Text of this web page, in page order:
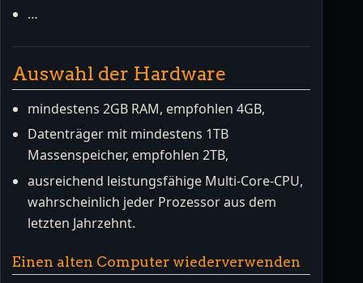
…
Auswahl der Hardware
mindestens 2GB RAM, empfohlen 4GB,
Datenträger mit mindestens 1TB
Massenspeicher, empfohlen 2TB,
ausreichend leistungsfähige Multi-Core-CPU,
wahrscheinlich jeder Prozessor aus dem
letzten Jahrzehnt.
Einen alten Computer wiederverwenden